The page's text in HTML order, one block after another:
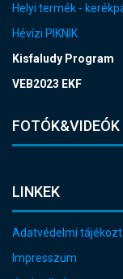
Helyi termék -
Hévízi PIKNIK
Kisfaludy Program
VEB2023 EKF
FOTÓK&VIDEÓK
LINKEK
Adatvédelmi
Impresszum